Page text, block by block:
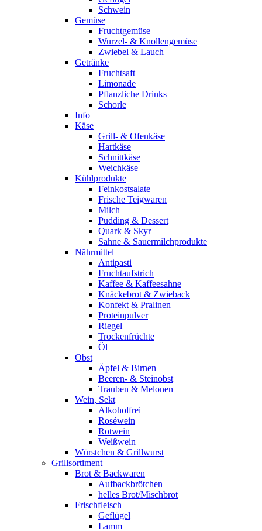
Schwein
Gemüse
Fruchtgemüse
Wurzel- & Knollengemüse
Zwiebel & Lauch
Getränke
Fruchtsaft
Limonade
Pflanzliche Drinks
Schorle
Info
Käse
Grill- & Ofenkäse
Hartkäse
Schnittkäse
Weichkäse
Kühlprodukte
Feinkostsalate
Frische Teigwaren
Milch
Pudding & Dessert
Quark & Skyr
Sahne & Sauermilchprodukte
Nährmittel
Antipasti
Fruchtaufstrich
Kaffee & Kaffeesahne
Knäckebrot & Zwieback
Konfekt & Pralinen
Proteinpulver
Riegel
Trockenfrüchte
Öl
Obst
Äpfel & Birnen
Beeren- & Steinobst
Trauben & Melonen
Wein, Sekt
Alkoholfrei
Roséwein
Rotwein
Weißwein
Würstchen & Grillwurst
Grillsortiment
Brot & Backwaren
Aufbackbrötchen
helles Brot/Mischbrot
Frischfleisch
Geflügel
Lamm